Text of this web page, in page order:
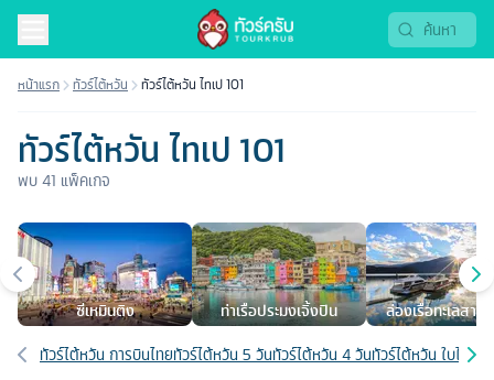
หน้าแรก ทัวร์ไต้หวัน ทัวร์ไต้หวัน ไทเป 101
ทัวร์ไต้หวัน ไทเป 101
พบ41 แพ็คเกจ
เมืองยอดนิยม
ซีเหมินติง ท่าเรือประมงเจิ้งปิน
ล่องเรือทะเลสาบ
จันทรา
เส้นทางที่เกี่ยวข้อง
ทัวร์ไต้หวัน การบินไทยทัวร์ไต้หวัน 5 วันทัวร์ไต้หวัน 4 วันทัวร์ไต้หวัน ใบไม้เป